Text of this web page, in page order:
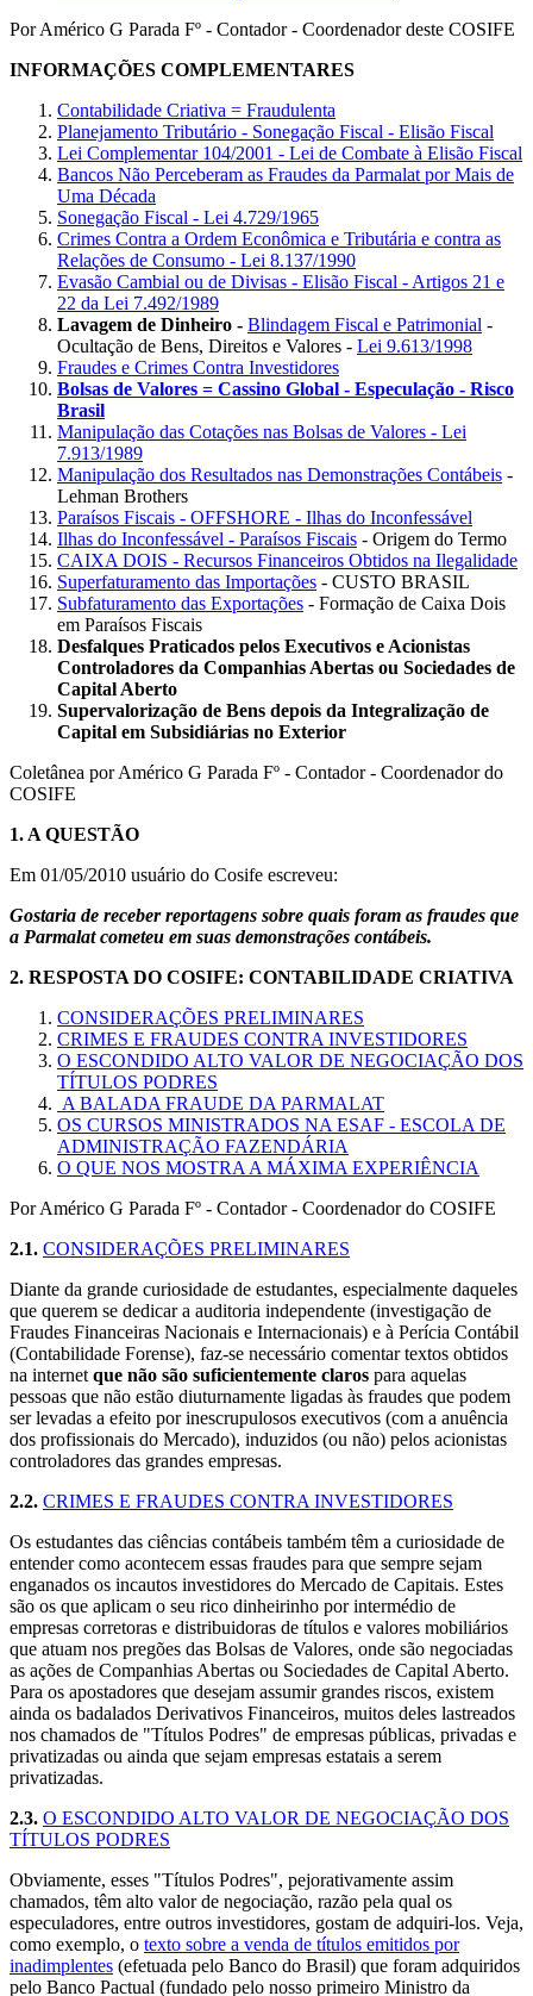
Por Américo G Parada Fº - Contador - Coordenador deste COSIFE
INFORMAÇÕES COMPLEMENTARES
Contabilidade Criativa = Fraudulenta
Planejamento Tributário - Sonegação Fiscal - Elisão Fiscal
Lei Complementar 104/2001 - Lei de Combate à Elisão Fiscal
Bancos Não Perceberam as Fraudes da Parmalat por Mais de
Uma Década
Sonegação Fiscal - Lei 4.729/1965
Crimes Contra a Ordem Econômica e Tributária e contra as
Relações de Consumo - Lei 8.137/1990
Evasão Cambial ou de Divisas - Elisão Fiscal - Artigos 21 e
22 da Lei 7.492/1989
Lavagem de Dinheiro - Blindagem Fiscal e Patrimonial -
Ocultação de Bens, Direitos e Valores - Lei 9.613/1998
Fraudes e Crimes Contra Investidores
Bolsas de Valores = Cassino Global - Especulação - Risco
Brasil
Manipulação das Cotações nas Bolsas de Valores - Lei
7.913/1989
Manipulação dos Resultados nas Demonstrações Contábeis -
Lehman Brothers
Paraísos Fiscais - OFFSHORE - Ilhas do Inconfessável
Ilhas do Inconfessável - Paraísos Fiscais - Origem do Termo
CAIXA DOIS - Recursos Financeiros Obtidos na Ilegalidade
Superfaturamento das Importações - CUSTO BRASIL
Subfaturamento das Exportações - Formação de Caixa Dois
em Paraísos Fiscais
Desfalques Praticados pelos Executivos e Acionistas
Controladores da Companhias Abertas ou Sociedades de
Capital Aberto
Supervalorização de Bens depois da Integralização de
Capital em Subsidiárias no Exterior
Coletânea por Américo G Parada Fº - Contador - Coordenador do
COSIFE
1. A QUESTÃO
Em 01/05/2010 usuário do Cosife escreveu:
Gostaria de receber reportagens sobre quais foram as fraudes que
a Parmalat cometeu em suas demonstrações contábeis.
2. RESPOSTA DO COSIFE: CONTABILIDADE CRIATIVA
CONSIDERAÇÕES PRELIMINARES
CRIMES E FRAUDES CONTRA INVESTIDORES
O ESCONDIDO ALTO VALOR DE NEGOCIAÇÃO DOS
TÍTULOS PODRES
A BALADA FRAUDE DA PARMALAT
OS CURSOS MINISTRADOS NA ESAF - ESCOLA DE
ADMINISTRAÇÃO FAZENDÁRIA
O QUE NOS MOSTRA A MÁXIMA EXPERIÊNCIA
Por Américo G Parada Fº - Contador - Coordenador do COSIFE
2.1. CONSIDERAÇÕES PRELIMINARES
Diante da grande curiosidade de estudantes, especialmente daqueles
que querem se dedicar a auditoria independente (investigação de
Fraudes Financeiras Nacionais e Internacionais) e à Perícia Contábil
(Contabilidade Forense), faz-se necessário comentar textos obtidos
na internet que não são suficientemente claros para aquelas
pessoas que não estão diuturnamente ligadas às fraudes que podem
ser levadas a efeito por inescrupulosos executivos (com a anuência
dos profissionais do Mercado), induzidos (ou não) pelos acionistas
controladores das grandes empresas.
2.2. CRIMES E FRAUDES CONTRA INVESTIDORES
Os estudantes das ciências contábeis também têm a curiosidade de
entender como acontecem essas fraudes para que sempre sejam
enganados os incautos investidores do Mercado de Capitais. Estes
são os que aplicam o seu rico dinheirinho por intermédio de
empresas corretoras e distribuidoras de títulos e valores mobiliários
que atuam nos pregões das Bolsas de Valores, onde são negociadas
as ações de Companhias Abertas ou Sociedades de Capital Aberto.
Para os apostadores que desejam assumir grandes riscos, existem
ainda os badalados Derivativos Financeiros, muitos deles lastreados
nos chamados de "Títulos Podres" de empresas públicas, privadas e
privatizadas ou ainda que sejam empresas estatais a serem
privatizadas.
2.3. O ESCONDIDO ALTO VALOR DE NEGOCIAÇÃO DOS
TÍTULOS PODRES
Obviamente, esses "Títulos Podres", pejorativamente assim
chamados, têm alto valor de negociação, razão pela qual os
especuladores, entre outros investidores, gostam de adquiri-los. Veja,
como exemplo, o texto sobre a venda de títulos emitidos por
inadimplentes (efetuada pelo Banco do Brasil) que foram adquiridos
pelo Banco Pactual (fundado pelo nosso primeiro Ministro da